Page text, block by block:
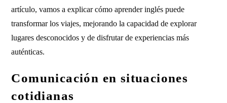
artículo, vamos a explicar cómo aprender inglés puede
transformar los viajes, mejorando la capacidad de explorar
lugares desconocidos y de disfrutar de experiencias más
auténticas.
Comunicación en situaciones
cotidianas